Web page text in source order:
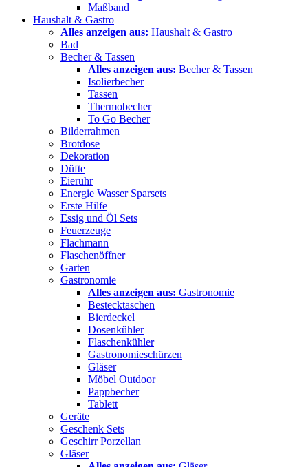
Maßband
Haushalt & Gastro
Alles anzeigen aus: Haushalt & Gastro
Bad
Becher & Tassen
Alles anzeigen aus: Becher & Tassen
Isolierbecher
Tassen
Thermobecher
To Go Becher
Bilderrahmen
Brotdose
Dekoration
Düfte
Eieruhr
Energie Wasser Sparsets
Erste Hilfe
Essig und Öl Sets
Feuerzeuge
Flachmann
Flaschenöffner
Garten
Gastronomie
Alles anzeigen aus: Gastronomie
Bestecktaschen
Bierdeckel
Dosenkühler
Flaschenkühler
Gastronomieschürzen
Gläser
Möbel Outdoor
Pappbecher
Tablett
Geräte
Geschenk Sets
Geschirr Porzellan
Gläser